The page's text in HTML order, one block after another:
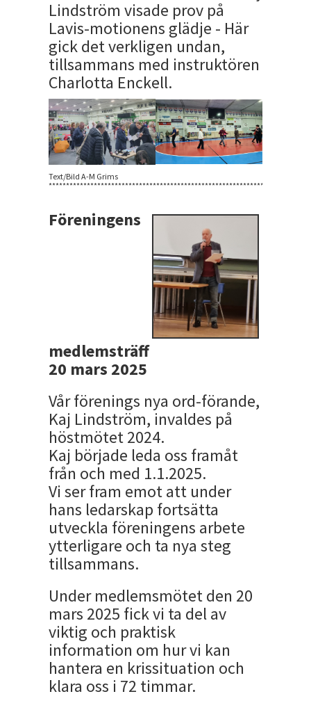
Lindström visade prov på
Lavis-motionens glädje - Här
gick det verkligen undan,
tillsammans med instruktören
Charlotta Enckell.
Text/Bild A-M Grims
Föreningens
medlemsträff
20 mars 2025
Vår förenings nya ord-förande,
Kaj Lindström, invaldes på
höstmötet 2024.
Kaj började leda oss framåt
från och med 1.1.2025.
Vi ser fram emot att under
hans ledarskap fortsätta
utveckla föreningens arbete
ytterligare och ta nya steg
tillsammans.
Under medlemsmötet den 20
mars 2025 fick vi ta del av
viktig och praktisk
information om hur vi kan
hantera en krissituation och
klara oss i 72 timmar.